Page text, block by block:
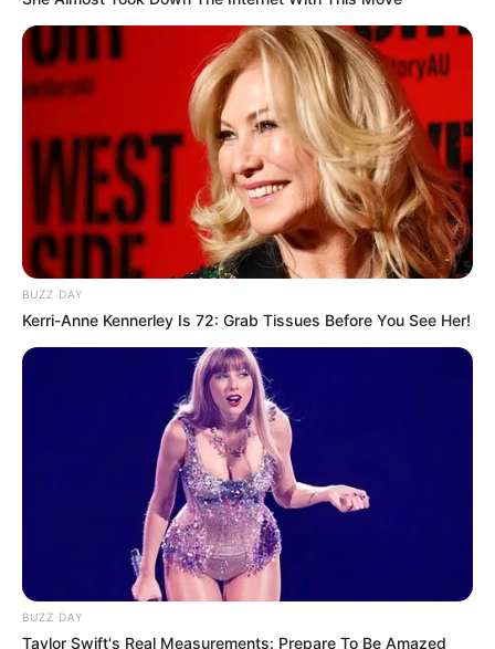
BUZZ DAY
Kerri-Anne Kennerley Is 72: Grab Tissues Before You See Her!
BUZZ DAY
Taylor Swift's Real Measurements: Prepare To Be Amazed